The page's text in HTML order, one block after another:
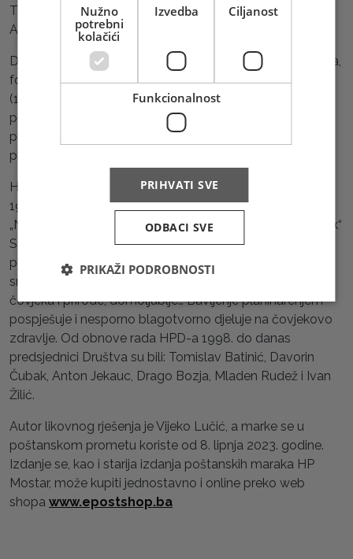
Turković, dr. Vjekoslav Kušan, prof. dr. Josip Fleger i prof.
Anto Martinović.
Društvo je vrlo aktivno, a posebno su aktivne omladinska,
foto i ski sekcija koja je imala skijašku kuću u Kasov-dolu
(1934.). Posebno treba istaknuti izgradnju do danas
poznate „Josipove staze“ na Bjelašnici (1934.),
planinarskog doma na Bukoviku (1935.) i najvišeg
planinskog doma - kuće na Čvrsnici - Vilincu (1938.).
HPD „Bjelašnica 1923“ obnovilo je svoj rad 12. prosinca
1998. u Sarajevu i konstitutivni je dio Sportskog društva
„Napredak“ u okviru velike obitelji udruga HKD „Napredak“
Sarajevo. Društvo razvija svijest o potrebi bavljenja
planinarenjem, čime se razvijaju različite osobine:
snalažljivost, druželjubivost, smisao za razumijevanje
čovjeka i prirode, domoljublje… Bavljenje planinarenjem
pospješuje i nesporno blagotvorno djeluje na čovjekovo
zdravlje. Od obnove rada HPD-a 1998. do danas
predsjednici Društva su bili: Tomislav Batinić, Davorin
Čubak, Anton Jekauc, Drago Bozja, Mladen Rudež i Ivan
Žilić.
Autor likovnog rješenja je Vijeko Lučić, a marke se u
poštanskom prometu koriste od 8. lipnja 2023. godine.
Izdanje se, kao i starija izdanja poštanskih maraka HP
Mostar, može kupiti jednostavno i online preko web
shopa www.epostshop.ba
Nužno
potrebni
kolačići
Izvedba Ciljanost
Funkcionalnost
PRIHVATI SVE
ODBACI SVE
PRIKAŽI PODROBNOSTI